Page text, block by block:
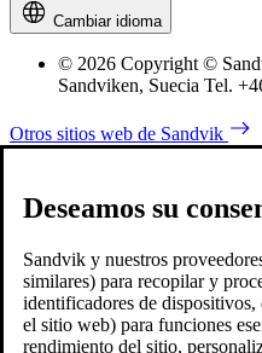
Cambiar idioma
© 2026 Copyright ©
Sandviken, Suecia Tel.
Otros sitios web de Sandvik
Deseamos su
Sandvik y nuestros
similares) para recopilar y
identificadores de dispositivos,
el sitio web) para funciones
rendimiento del sitio,